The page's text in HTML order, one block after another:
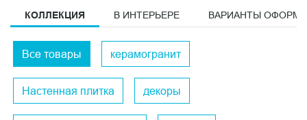
КОЛЛЕКЦИЯ В ИНТЕРЬЕРЕ ВАРИАНТЫ
Все товары керамогранит
Настенная плитка декоры